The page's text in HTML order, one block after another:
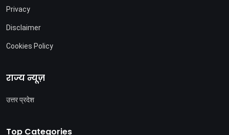
Privacy
Disclaimer
Cookies Policy
राज्य न्यूज़
उत्तर प्रदेश
Top Categories